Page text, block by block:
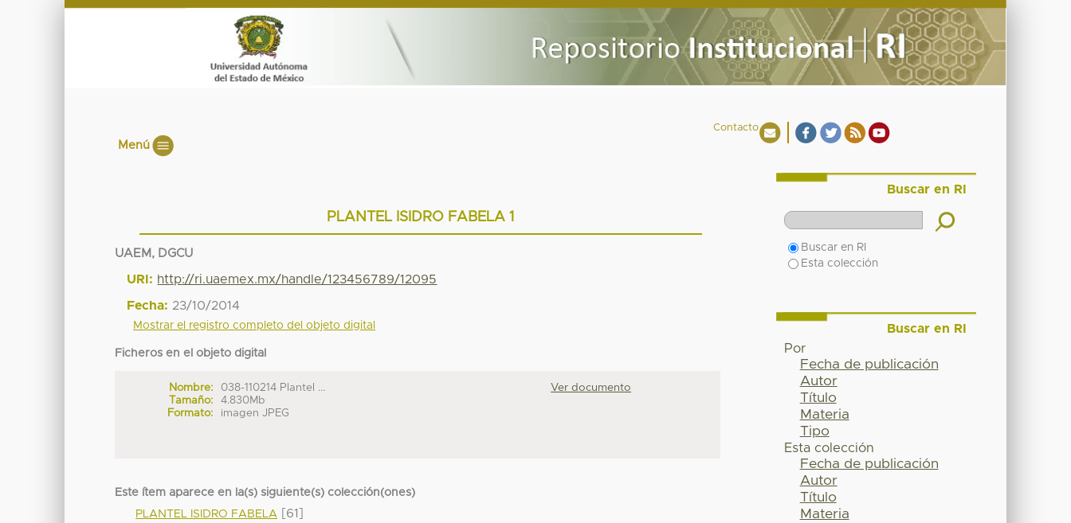
Contacto
Menú
PLANTEL ISIDRO FABELA 1
UAEM, DGCU
URI: http://ri.uaemex.mx/handle/123456789/12095
Fecha: 23/10/2014
Mostrar el registro completo del objeto digital
Ficheros en el objeto digital
Nombre:
038-110214 Plantel ...
Tamaño:
4.830Mb
Formato:
imagen JPEG
Ver documento
Este ítem aparece en la(s) siguiente(s) colección(ones)
PLANTEL ISIDRO FABELA [61]
Buscar en RI
Buscar en RI
Esta colección
Buscar en RI
Por
Fecha de publicación
Autor
Título
Materia
Tipo
Esta colección
Fecha de publicación
Autor
Título
Materia